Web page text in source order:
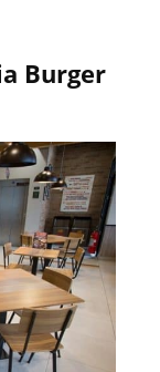
Burger